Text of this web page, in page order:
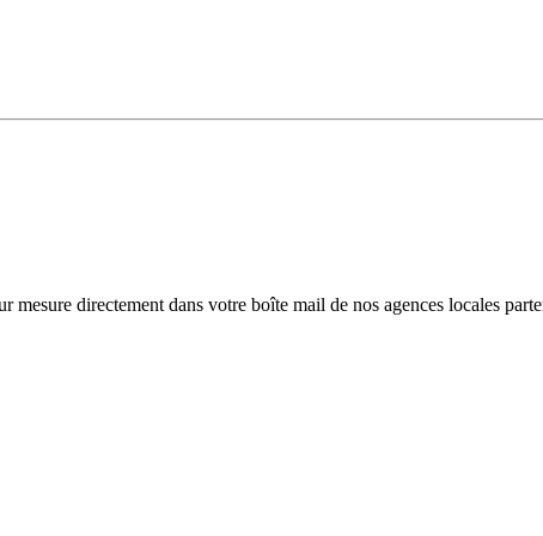
directement dans votre boîte mail de nos agences locales